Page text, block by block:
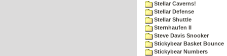
Stellar Caverns!
Stellar Defense
Stellar Shuttle
Sternhaufen II
Steve Davis Snooker
Stickybear Basket Bounce
Stickybear Numbers